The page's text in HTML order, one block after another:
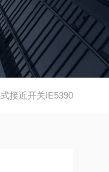
接近开关IE5390